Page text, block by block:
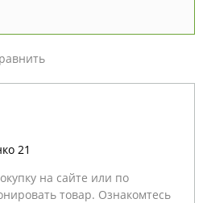
21
на сайте или по
товар. Ознакомтесь